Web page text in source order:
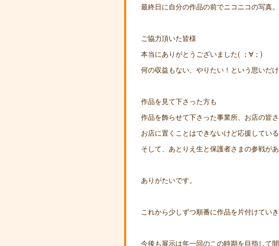
最終日に自分の作品の前でニコニコの写真
ご協力頂いた皆様
本当にありがとうございました( ；∀；)
何の収益もない、やりたい！という思いだ
作品を見て下さった方も
作品を飾らせて下さった事業所、お店の皆
お店に置くことはできないけど応援してい
そして、あとりえ生と保護者さまの参戦が
ありがたいです。
これから少しずつ順番に作品を片付けていき
今後も展示は年一回のこの時期を目指して